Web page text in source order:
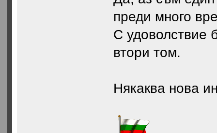
преди много
С удоволствие
втори том.
Някаква нова